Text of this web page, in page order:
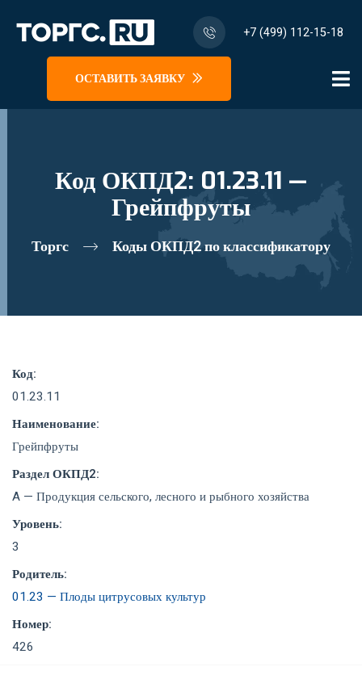
+7 (499) 112-15-18
ОСТАВИТЬ ЗАЯВКУ
Код ОКПД2: 01.23.11 —
Грейпфруты
Торгс Коды ОКПД2 по классификатору
Код:
01.23.11
Наименование:
Грейпфруты
Раздел ОКПД2:
A — Продукция сельского, лесного и рыбного хозяйства
Уровень:
3
Родитель:
01.23 — Плоды цитрусовых культур
Номер:
426